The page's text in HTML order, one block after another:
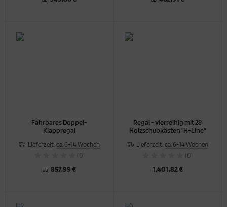
Fahrbares Doppel-
Klappregal
Lieferzeit: ca. 6-14 Wochen
(0)
ab 857,99 €
Regal - vierreihig mit 28
Holzschubkästen "H-Line"
Lieferzeit: ca. 6-14 Wochen
(0)
1.401,82 €